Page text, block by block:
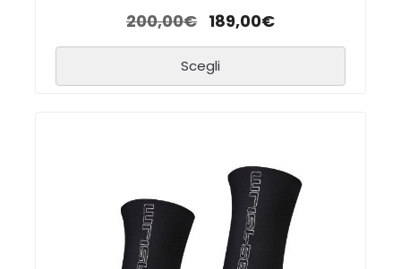
200,00€ 189,00€
Scegli